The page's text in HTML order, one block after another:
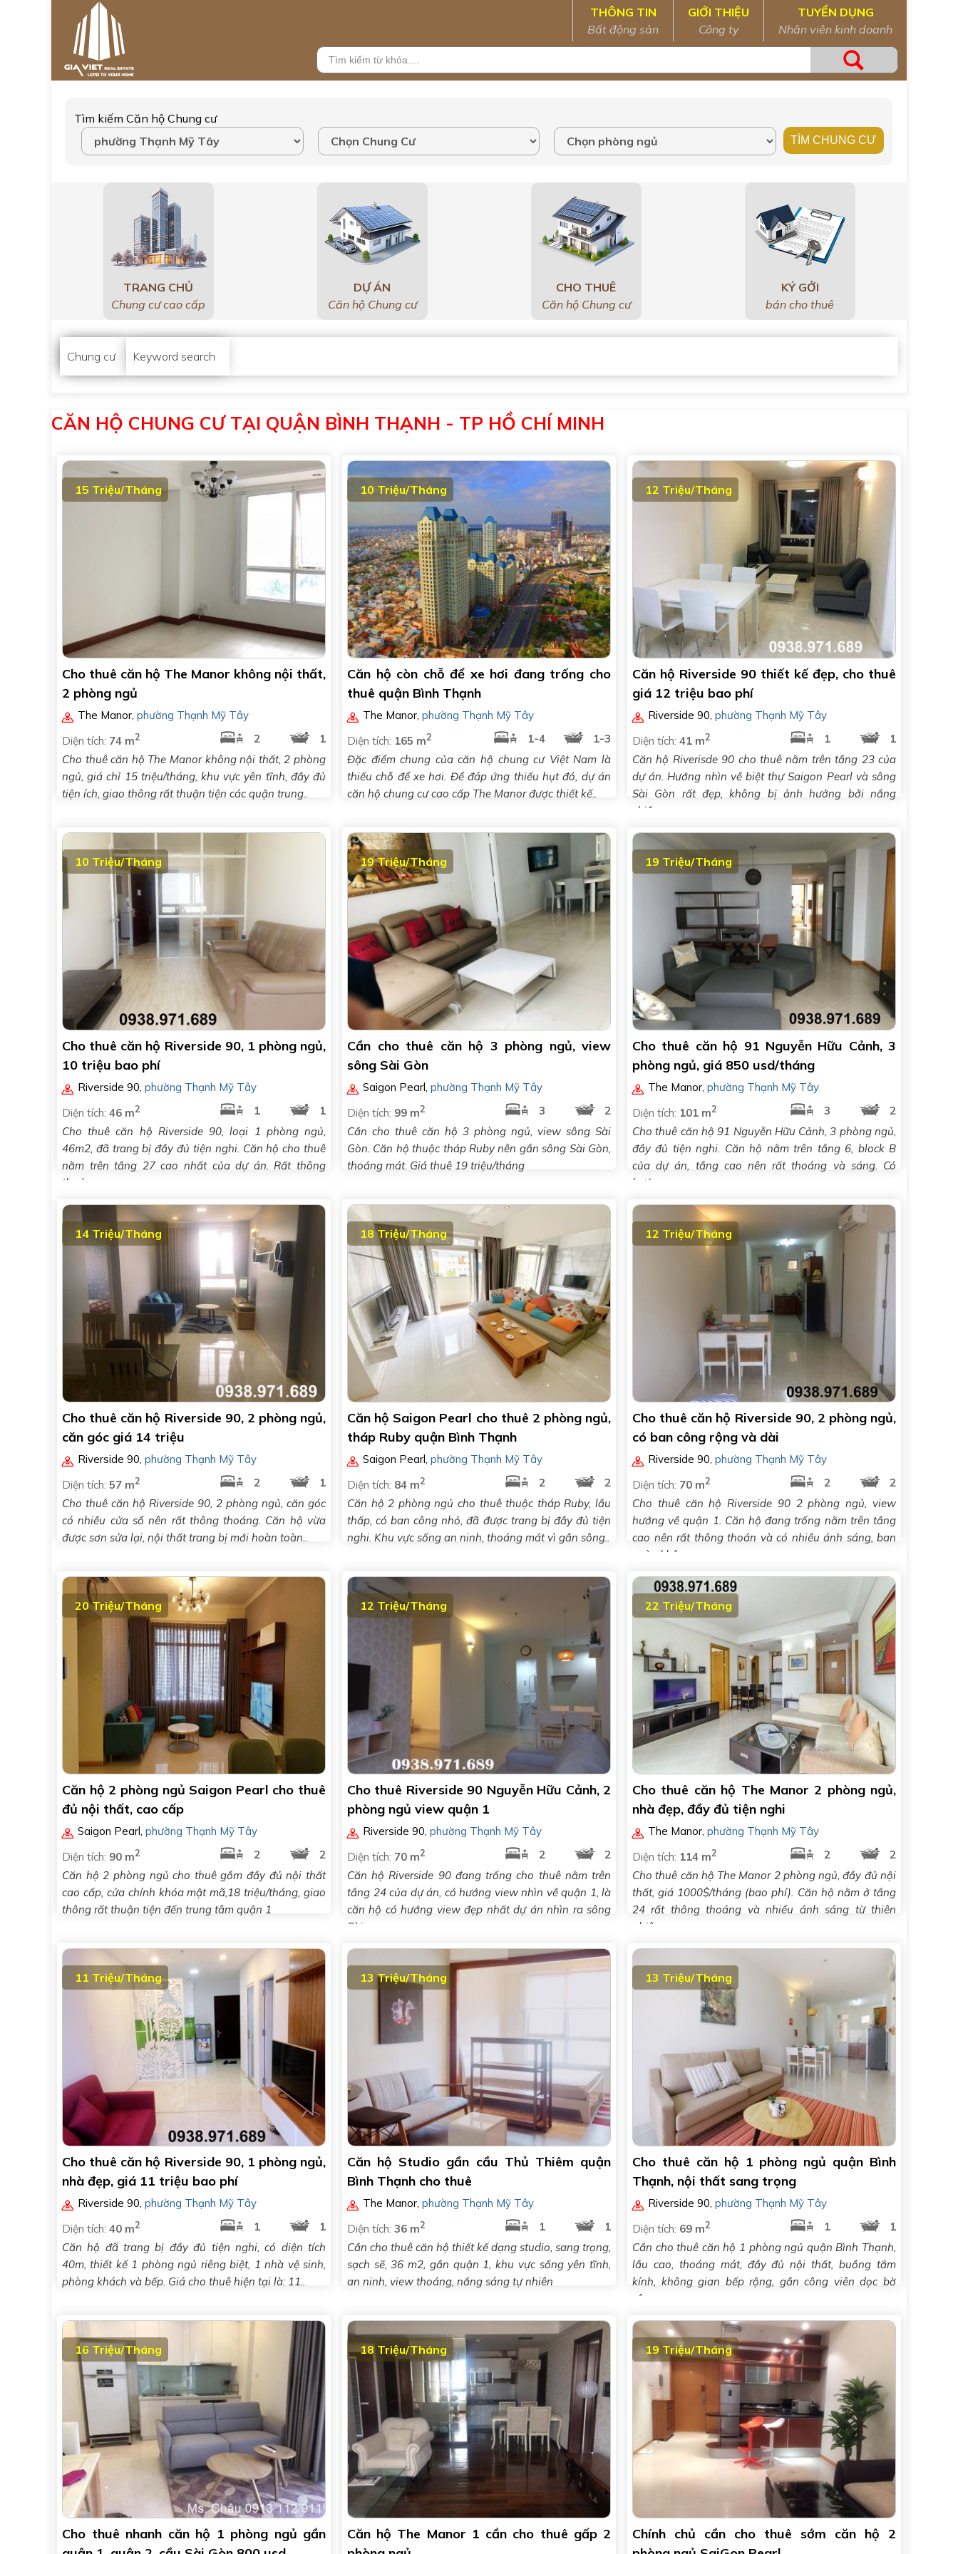
THÔNG TIN
Bất động sản
GIỚI THIỆU
Công ty
TUYỂN DỤNG
Nhân viên kinh doanh
Tìm kiếm Căn hộ Chung cư
TRANG CHỦ
Chung cư cao cấp
DỰ ÁN
Căn hộ Chung cư
CHO THUÊ
Căn hộ Chung cư
KÝ GỞI
bán cho thuê
Chung cư Keyword search
CĂN HỘ CHUNG CƯ TẠI QUẬN BÌNH THẠNH - TP HỒ CHÍ MINH
15 Triệu/Tháng
Cho thuê căn hộ The Manor không nội thất,
2 phòng ngủ
The Manor, phường Thạnh Mỹ Tây
Diện tích: 74 m2 2
1
Cho thuê căn hộ The Manor không nội thất, 2 phòng
ngủ, giá chỉ 15 triệu/tháng, khu vực yên tĩnh, đầy đủ
tiện ích, giao thông rất thuận tiện các quận trung..
10 Triệu/Tháng
Căn hộ còn chỗ để xe hơi đang trống cho
thuê quận Bình Thạnh
The Manor, phường Thạnh Mỹ Tây
Diện tích: 165 m2 1-4
1-3
Đặc điểm chung của căn hộ chung cư Việt Nam là
thiếu chỗ để xe hơi. Để đáp ứng thiếu hụt đó, dự án
căn hộ chung cư cao cấp The Manor được thiết kế..
12 Triệu/Tháng
Căn hộ Riverside 90 thiết kế đẹp, cho thuê
giá 12 triệu bao phí
Riverside 90, phường Thạnh Mỹ Tây
Diện tích: 41 m2 1
1
Căn hộ Riverisde 90 cho thuê nằm trên tầng 23 của
dự án. Hướng nhìn về biệt thự Saigon Pearl và sông
Sài Gòn rất đẹp, không bị ảnh hưởng bởi nắng
chiều...
10 Triệu/Tháng
Cho thuê căn hộ Riverside 90, 1 phòng ngủ,
10 triệu bao phí
Riverside 90, phường Thạnh Mỹ Tây
Diện tích: 46 m2 1
1
Cho thuê căn hộ Riverside 90, loại 1 phòng ngủ,
46m2, đã trang bị đầy đủ tiện nghi. Căn hộ cho thuê
nằm trên tầng 27 cao nhất của dự án. Rất thông
thoáng,..
19 Triệu/Tháng
Cần cho thuê căn hộ 3 phòng ngủ, view
sông Sài Gòn
Saigon Pearl, phường Thạnh Mỹ Tây
Diện tích: 99 m2 3
2
Cần cho thuê căn hộ 3 phòng ngủ, view sông Sài
Gòn. Căn hộ thuộc tháp Ruby nên gần sông Sài Gòn,
thoáng mát. Giá thuê 19 triệu/tháng
19 Triệu/Tháng
Cho thuê căn hộ 91 Nguyễn Hữu Cảnh, 3
phòng ngủ, giá 850 usd/tháng
The Manor, phường Thạnh Mỹ Tây
Diện tích: 101 m2 3
2
Cho thuê căn hộ 91 Nguyễn Hữu Cảnh, 3 phòng ngủ,
đầy đủ tiện nghi. Căn hộ nằm trên tầng 6, block B
của dự án, tầng cao nên rất thoáng và sáng. Có
hướng..
14 Triệu/Tháng
Cho thuê căn hộ Riverside 90, 2 phòng ngủ,
căn góc giá 14 triệu
Riverside 90, phường Thạnh Mỹ Tây
Diện tích: 57 m2 2
1
Cho thuê căn hộ Riverside 90, 2 phòng ngủ, căn góc
có nhiều cửa sổ nên rất thông thoáng. Căn hộ vừa
được sơn sửa lại, nội thất trang bị mới hoàn toàn..
18 Triệu/Tháng
Căn hộ Saigon Pearl cho thuê 2 phòng ngủ,
tháp Ruby quận Bình Thạnh
Saigon Pearl, phường Thạnh Mỹ Tây
Diện tích: 84 m2 2
2
Căn hộ 2 phòng ngủ cho thuê thuộc tháp Ruby, lầu
thấp, có ban công nhỏ, đã được trang bị đầy đủ tiện
nghi. Khu vực sống an ninh, thoáng mát vì gần sông..
12 Triệu/Tháng
Cho thuê căn hộ Riverside 90, 2 phòng ngủ,
có ban công rộng và dài
Riverside 90, phường Thạnh Mỹ Tây
Diện tích: 70 m2 2
2
Cho thuê căn hộ Riverside 90 2 phòng ngủ, view
hướng về quận 1. Căn hộ đang trống nằm trên tầng
cao nên rất thông thoán và có nhiều ánh sáng, ban
ngày không..
20 Triệu/Tháng
Căn hộ 2 phòng ngủ Saigon Pearl cho thuê
đủ nội thất, cao cấp
Saigon Pearl, phường Thạnh Mỹ Tây
Diện tích: 90 m2 2
2
Căn hộ 2 phòng ngủ cho thuê gồm đầy đủ nội thất
cao cấp, cửa chính khóa mật mã,18 triệu/tháng, giao
thông rất thuận tiện đến trung tâm quận 1
12 Triệu/Tháng
Cho thuê Riverside 90 Nguyễn Hữu Cảnh, 2
phòng ngủ view quận 1
Riverside 90, phường Thạnh Mỹ Tây
Diện tích: 70 m2 2
2
Căn hộ Riverside 90 đang trống cho thuê nằm trên
tầng 24 của dự án, có hướng view nhìn về quận 1, là
căn hộ có hướng view đẹp nhất dự án nhìn ra sông
Sài..
22 Triệu/Tháng
Cho thuê căn hộ The Manor 2 phòng ngủ,
nhà đẹp, đầy đủ tiện nghi
The Manor, phường Thạnh Mỹ Tây
Diện tích: 114 m2 2
2
Cho thuê căn hộ The Manor 2 phòng ngủ, đầy đủ nội
thất, giá 1000$/tháng (bao phí). Căn hộ nằm ở tầng
24 rất thông thoáng và nhiếu ánh sáng từ thiên
nhiên..
11 Triệu/Tháng
Cho thuê căn hộ Riverside 90, 1 phòng ngủ,
nhà đẹp, giá 11 triệu bao phí
Riverside 90, phường Thạnh Mỹ Tây
Diện tích: 40 m2 1
1
Căn hộ đã trang bị đầy đủ tiện nghi, có diện tích
40m, thiết kế 1 phòng ngủ riêng biệt, 1 nhà vệ sinh,
phòng khách và bếp. Giá cho thuê hiện tại là: 11..
13 Triệu/Tháng
Căn hộ Studio gần cầu Thủ Thiêm quận
Bình Thạnh cho thuê
The Manor, phường Thạnh Mỹ Tây
Diện tích: 36 m2 1
1
Cần cho thuê căn hộ thiết kế dạng studio, sang trọng,
sạch sẽ, 36 m2, gần quận 1, khu vực sống yên tĩnh,
an ninh, view thoáng, nắng sáng tự nhiên
13 Triệu/Tháng
Cho thuê căn hộ 1 phòng ngủ quận Bình
Thạnh, nội thất sang trọng
Riverside 90, phường Thạnh Mỹ Tây
Diện tích: 69 m2 1
1
Cần cho thuê căn hộ 1 phòng ngủ quận Bình Thạnh,
lầu cao, thoáng mát, đầy đủ nội thất, buồng tắm
kính, không gian bếp rộng, gần công viên dọc bờ
sông
16 Triệu/Tháng
Cho thuê nhanh căn hộ 1 phòng ngủ gần
18 Triệu/Tháng
Căn hộ The Manor 1 cần cho thuê gấp 2
19 Triệu/Tháng
Chính chủ cần cho thuê sớm căn hộ 2